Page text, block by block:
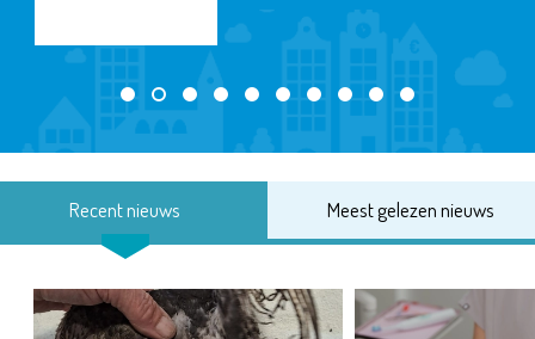
Recent nieuws Meest gelezen nieuws